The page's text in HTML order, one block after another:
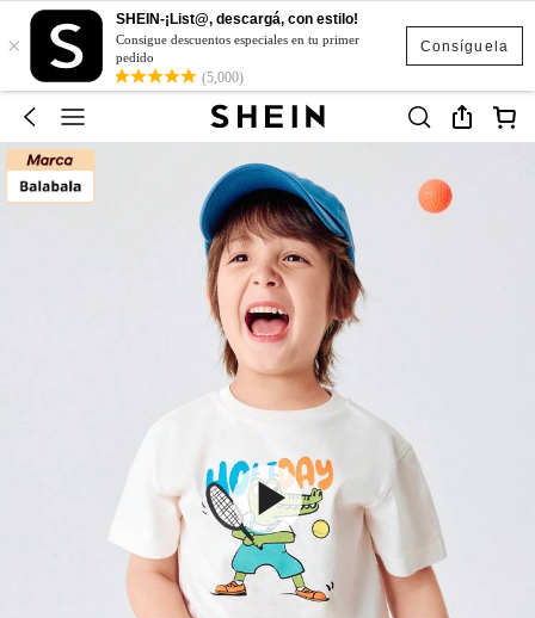
Consíguela
×
SHEIN-¡List@, descargá, con estilo!
Consigue descuentos especiales en tu primer
pedido
(5,000)